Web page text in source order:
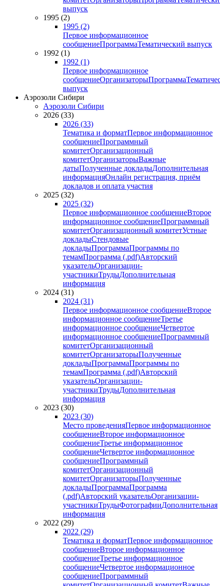
выпуск
1995 (2)
1995 (2)
Первое информационное
сообщениеПрограммаТематический выпуск
1992 (1)
1992 (1)
Первое информационное
сообщениеОрганизаторыПрограмма
выпуск
Аэрозоли Сибири
Аэрозоли Сибири
2026 (33)
2026 (33)
Тематика и форматПервое информационное
сообщениеПрограммный
комитетОрганизационный
комитетОрганизаторыВажные
датыПолученные докладыДополнительная
информацияОнлайн регистрация, приём
докладов и оплата участия
2025 (32)
2025 (32)
Первое информационное сообщениеВторое
информационное сообщениеПрограммный
комитетОрганизационный комитетУстные
докладыСтендовые
докладыПрограммаПрограммы по
темамПрограмма (.pdf)Авторский
указательОрганизации-
участникиТрудыДополнительная
информация
2024 (31)
2024 (31)
Первое информационное сообщениеВторое
информационное сообщениеТретье
информационное сообщениеЧетвертое
информационное сообщениеПрограммный
комитетОрганизационный
комитетОрганизаторыПолученные
докладыПрограммаПрограммы по
темамПрограмма (.pdf)Авторский
указательОрганизации-
участникиТрудыДополнительная
информация
2023 (30)
2023 (30)
Место проведенияПервое информационное
сообщениеВторое информационное
сообщениеТретье информационное
сообщениеЧетвертое информационное
сообщениеПрограммный
комитетОрганизационный
комитетОрганизаторыПолученные
докладыПрограммаПрограмма
(.pdf)Авторский указательОрганизации-
участникиТрудыФотографииДополнительная
информация
2022 (29)
2022 (29)
Тематика и форматПервое информационное
сообщениеВторое информационное
сообщениеТретье информационное
сообщениеЧетвертое информационное
сообщениеПрограммный